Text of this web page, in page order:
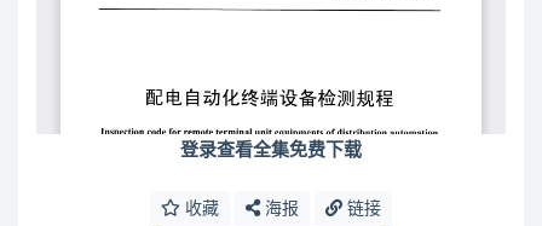
登录查看全集免费下载
收藏 海报 链接